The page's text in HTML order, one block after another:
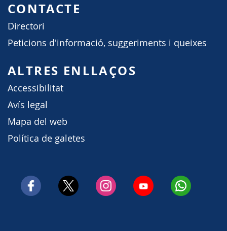
CONTACTE
Directori
Peticions d'informació, suggeriments i queixes
ALTRES ENLLAÇOS
Accessibilitat
Avís legal
Mapa del web
Política de galetes